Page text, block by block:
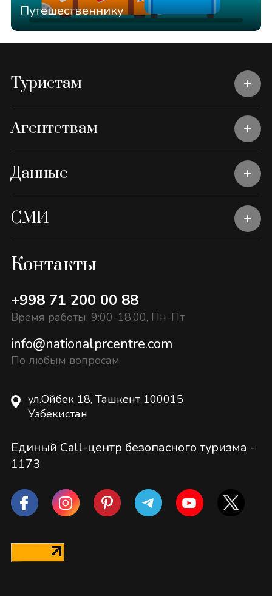
Путешественнику
Туристам
Агентствам
Данные
СМИ
Контакты
+998 71 200 00 88
Время работы: 9:00-18:00, Пн-Пт
info@nationalprcentre.com
По любым вопросам
ул.Ойбек 18, Ташкент 100015
Узбекистан
Единый Call-центр безопасного туризма -
1173